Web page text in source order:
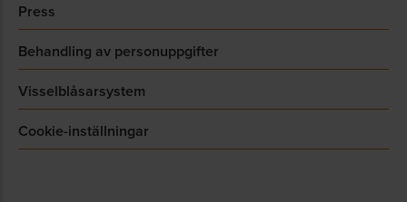
Press
Behandling av personuppgifter
Visselblåsarsystem
Cookie-inställningar